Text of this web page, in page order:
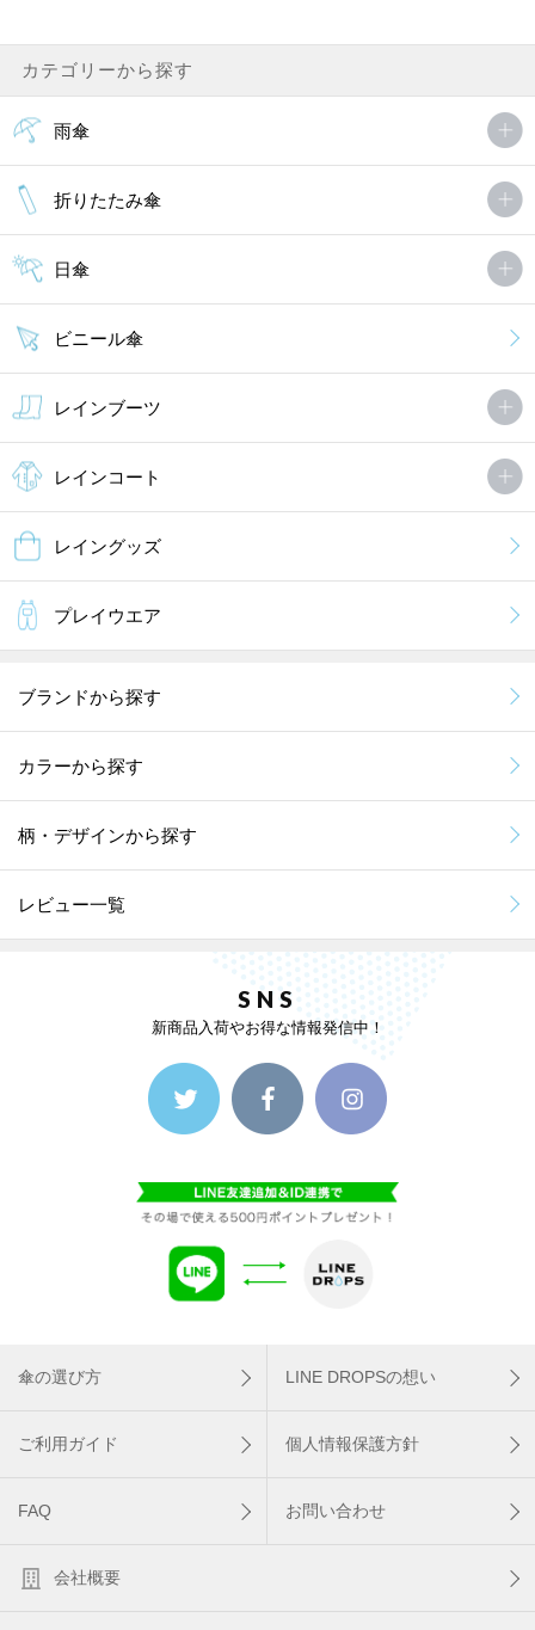
たまこさん（1件）購入者
非公開 投稿日：2021年04月13日
年長の娘が選びました。
こちらで購入するのは2回目ですが、以前に購入した物も丈夫だっ
たので、またこちらで購入させていただきました。
露先がピンクで可愛らしくもあり、それでいて大人っぽくもあり、
これから．．．
MORE
カテゴリーから探す
雨傘
折りたたみ傘
日傘
ビニール傘
レインブーツ
レインコート
レイングッズ
プレイウエア
ブランドから探す
カラーから探す
柄・デザインから探す
レビュー一覧
SNS
新商品入荷やお得な情報発信中！
傘の選び方 LINE DROPSの想い
ご利用ガイド 個人情報保護方針
FAQ お問い合わせ
会社概要